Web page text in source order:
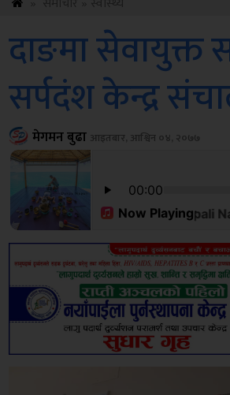
दाङमा सेवायुक्त
सर्पदंश केन्द्र
मेगमन बुढा आइतबार, आश्विन ०४, २०७७